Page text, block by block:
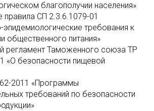
благополучии населения»
правила СП 2.3.6.1079-01
эпидемиологические требования к
общественного питания»
регламент Таможенного союза ТР
«О безопасности пищевой
2011 «Программы
требований по безопасности